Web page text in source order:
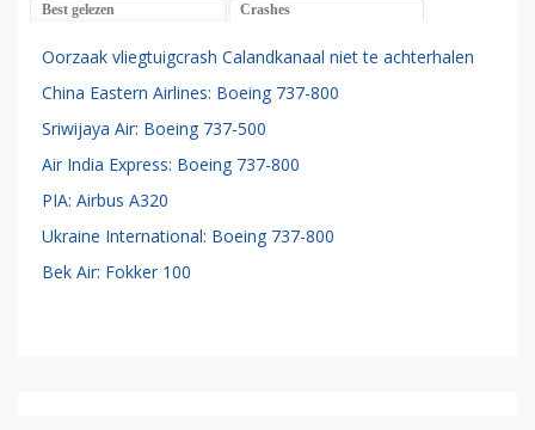
Best gelezen Crashes
Oorzaak vliegtuigcrash Calandkanaal niet te achterhalen
China Eastern Airlines: Boeing 737-800
Sriwijaya Air: Boeing 737-500
Air India Express: Boeing 737-800
PIA: Airbus A320
Ukraine International: Boeing 737-800
Bek Air: Fokker 100